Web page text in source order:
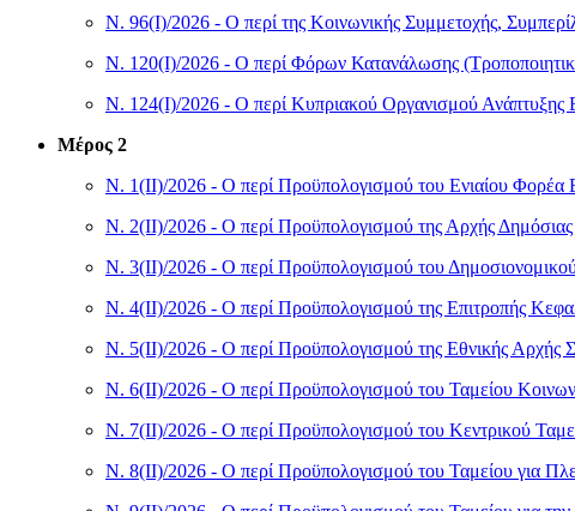
Ν. 96(I)/2026 - Ο περί της Κοινωνικής Συμμετοχής,
Ν. 120(I)/2026 - Ο περί Φόρων Κατανάλωσης
Ν. 124(I)/2026 - Ο περί Κυπριακού Οργανισμού Ανάπτυξης
Μέρος 2
Ν. 1(II)/2026 - Ο περί Προϋπολογισμού του Ενιαίου Φορέα
Ν. 2(II)/2026 - Ο περί Προϋπολογισμού της Αρχής
Ν. 3(II)/2026 - Ο περί Προϋπολογισμού του
Ν. 4(II)/2026 - Ο περί Προϋπολογισμού της Επιτροπής
Ν. 5(II)/2026 - Ο περί Προϋπολογισμού της Εθνικής Αρχής
Ν. 6(II)/2026 - Ο περί Προϋπολογισμού του Ταμείου
Ν. 7(II)/2026 - Ο περί Προϋπολογισμού του Κεντρικού
Ν. 8(II)/2026 - Ο περί Προϋπολογισμού του Ταμείου για